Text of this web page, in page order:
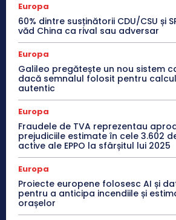
Europa
60% dintre susținătorii CDU/CSU și
văd China ca rival sau adversar
Europa
Galileo pregătește un nou sistem
dacă semnalul folosit pentru
autentic
Europa
Fraudele de TVA reprezentau
prejudiciile estimate în cele 3.602
active ale EPPO la sfârșitul lui 2025
Europa
Proiecte europene folosesc AI și
pentru a anticipa incendiile și
orașelor